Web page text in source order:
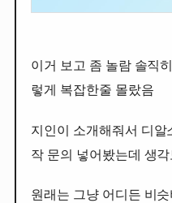
이거 보고 좀 놀람 솔직
렇게 복잡한줄 몰랐음
지인이 소개해줘서 디알
작 문의 넣어봤는데 생
원래는 그냥 어디든 비